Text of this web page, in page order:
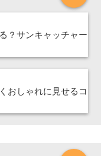
？サンキャッチャー
おしゃれに見せるコ